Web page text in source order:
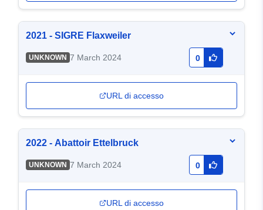
2021 - SIGRE Flaxweiler
UNKNOWN 7 March 2024 0
URL di accesso
2022 - Abattoir Ettelbruck
UNKNOWN 7 March 2024 0
URL di accesso